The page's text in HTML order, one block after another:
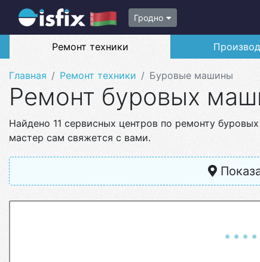
Гродно
Ремонт техники
Главная Ремонт техники Буровые машины
Ремонт буровых
Найдено 11 сервисных центров по ремонту
мастер сам свяжется с вами.